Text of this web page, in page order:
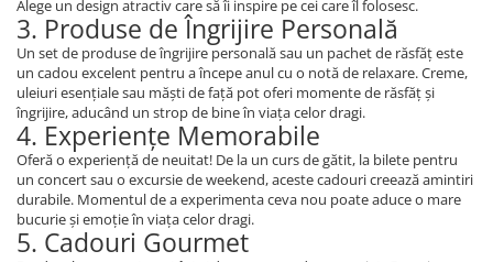
Alege un design atractiv care să îi inspire pe cei care îl folosesc.
3. Produse de Îngrijire Personală
Un set de produse de îngrijire personală sau un pachet de răsfăț este
un cadou excelent pentru a începe anul cu o notă de relaxare. Creme,
uleiuri esențiale sau măști de față pot oferi momente de răsfăț și
îngrijire, aducând un strop de bine în viața celor dragi.
4. Experiențe Memorabile
Oferă o experiență de neuitat! De la un curs de gătit, la bilete pentru
un concert sau o excursie de weekend, aceste cadouri creează amintiri
durabile. Momentul de a experimenta ceva nou poate aduce o mare
bucurie și emoție în viața celor dragi.
5. Cadouri Gourmet